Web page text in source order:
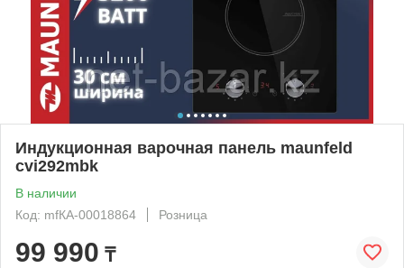
Индукционная варочная панель maunfeld
cvi292mbk
В наличии
Код: mfКА-00018864
Розница
99 990 ₸